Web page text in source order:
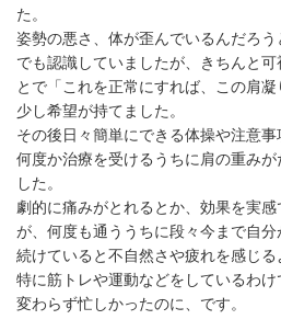
た。
姿勢の悪さ、体が歪んでいるんだろ
でも認識していましたが、きちんと
とで「これを正常にすれば、この肩
少し希望が持てました。
その後日々簡単にできる体操や注意事
何度か治療を受けるうちに肩の重み
した。
劇的に痛みがとれるとか、効果を実
が、何度も通ううちに段々今まで自
続けていると不自然さや疲れを感じる
特に筋トレや運動などをしているわ
変わらず忙しかったのに、です。